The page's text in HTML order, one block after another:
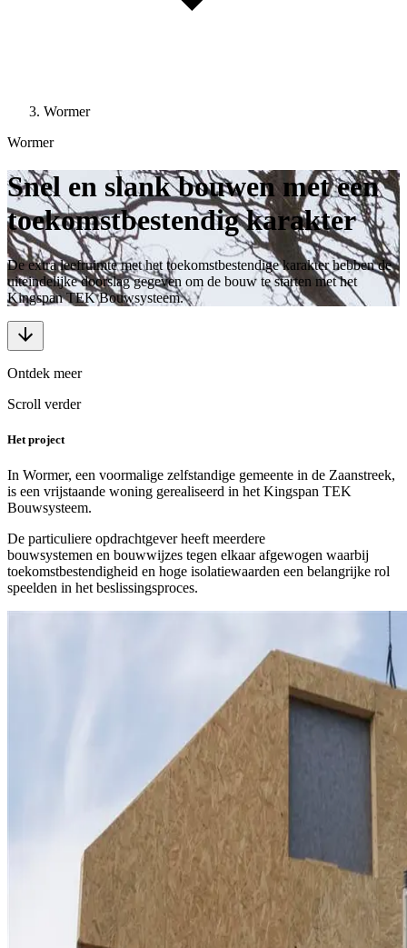
Wormer
Wormer
Snel en slank bouwen met een
toekomstbestendig karakter
De extra leefruimte met het toekomstbestendige karakter hebben de
uiteindelijke doorslag gegeven om de bouw te starten met het
Kingspan TEK Bouwsysteem.
Ontdek meer
Scroll verder
Het project
In Wormer, een voormalige zelfstandige gemeente in de Zaanstreek,
is een vrijstaande woning gerealiseerd in het Kingspan TEK
Bouwsysteem.
De particuliere opdrachtgever heeft meerdere
bouwsystemen en bouwwijzes tegen elkaar afgewogen waarbij
toekomstbestendigheid en hoge isolatiewaarden een belangrijke rol
speelden in het beslissingsproces.